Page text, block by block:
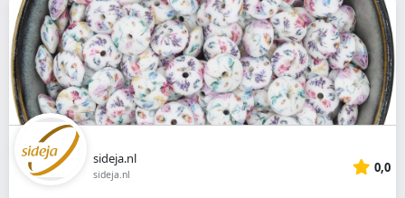
sideja.nl
sideja.nl 0,0